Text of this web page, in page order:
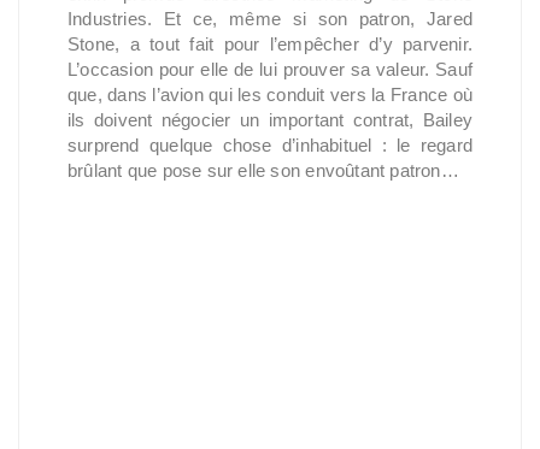
Industries. Et ce, même si son patron, Jared
Stone, a tout fait pour l’empêcher d’y parvenir.
L’occasion pour elle de lui prouver sa valeur. Sauf
que, dans l’avion qui les conduit vers la France où
ils doivent négocier un important contrat, Bailey
surprend quelque chose d’inhabituel : le regard
brûlant que pose sur elle son envoûtant patron…